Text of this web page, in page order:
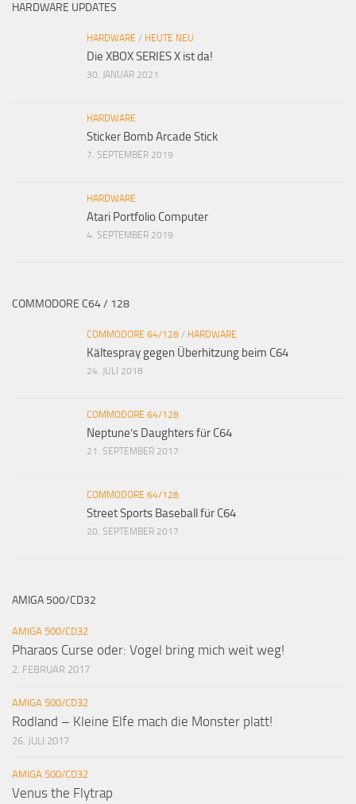
HARDWARE UPDATES
HARDWARE / HEUTE NEU
Die XBOX SERIES X ist da!
30. JANUAR 2021
HARDWARE
Sticker Bomb Arcade Stick
7. SEPTEMBER 2019
HARDWARE
Atari Portfolio Computer
4. SEPTEMBER 2019
COMMODORE C64 / 128
COMMODORE 64/128 / HARDWARE
Kältespray gegen Überhitzung beim C64
24. JULI 2018
COMMODORE 64/128
Neptune’s Daughters für C64
21. SEPTEMBER 2017
COMMODORE 64/128
Street Sports Baseball für C64
20. SEPTEMBER 2017
AMIGA 500/CD32
AMIGA 500/CD32
Pharaos Curse oder: Vogel bring mich weit weg!
2. FEBRUAR 2017
AMIGA 500/CD32
Rodland – Kleine Elfe mach die Monster platt!
26. JULI 2017
AMIGA 500/CD32
Venus the Flytrap